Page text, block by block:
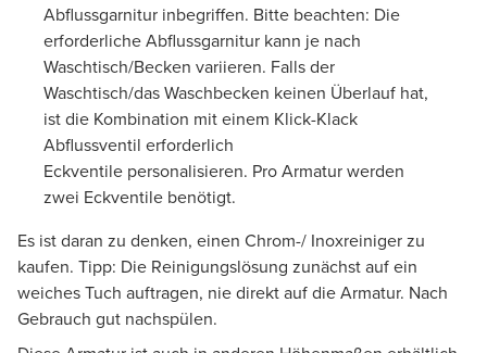
Abflussgarnitur inbegriffen. Bitte beachten: Die
erforderliche Abflussgarnitur kann je nach
Waschtisch/Becken variieren. Falls der
Waschtisch/das Waschbecken keinen Überlauf hat,
ist die Kombination mit einem Klick-Klack
Abflussventil erforderlich
Eckventile personalisieren. Pro Armatur werden
zwei Eckventile benötigt.
Es ist daran zu denken, einen Chrom-/ Inoxreiniger zu
kaufen. Tipp: Die Reinigungslösung zunächst auf ein
weiches Tuch auftragen, nie direkt auf die Armatur. Nach
Gebrauch gut nachspülen.